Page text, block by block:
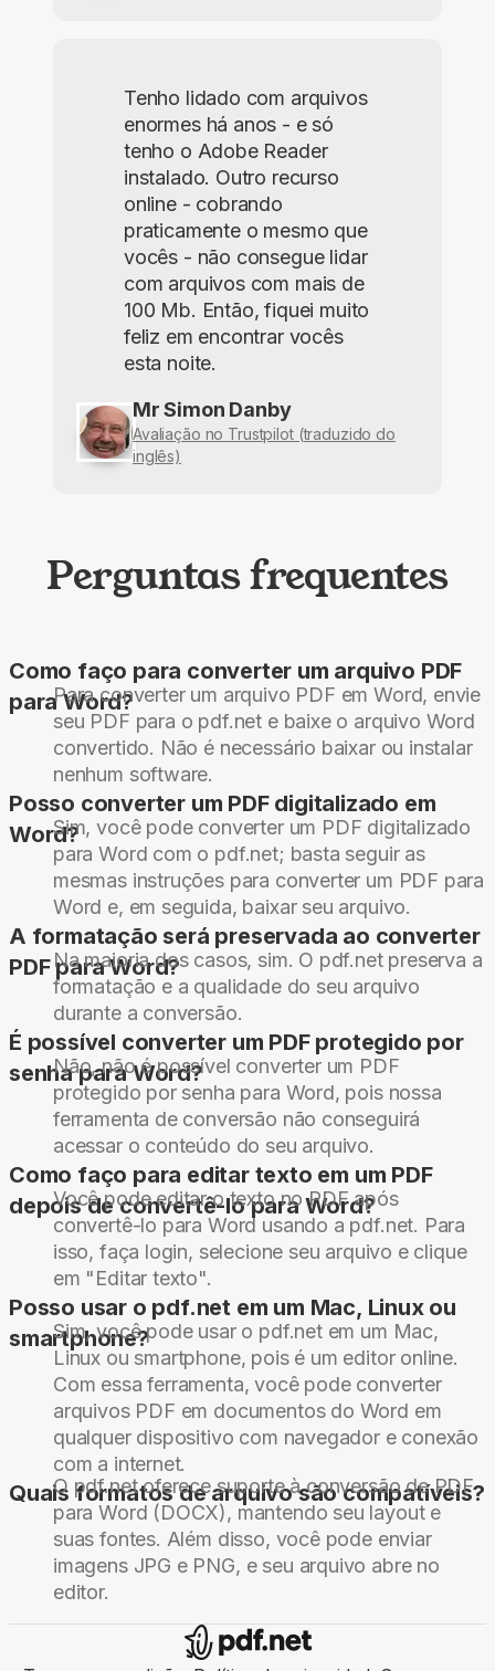
Tenho lidado com arquivos
enormes há anos - e só
tenho o Adobe Reader
instalado. Outro recurso
online - cobrando
praticamente o mesmo que
vocês - não consegue lidar
com arquivos com mais de
100 Mb. Então, fiquei muito
feliz em encontrar vocês
esta noite.
Mr Simon Danby
Avaliação no Trustpilot (traduzido do
inglês)
Perguntas frequentes
Como faço para converter um arquivo PDF
para Word?
Para converter um arquivo PDF em Word, envie
seu PDF para o pdf.net e baixe o arquivo Word
convertido. Não é necessário baixar ou instalar
nenhum software.
Posso converter um PDF digitalizado em
Word?Sim, você pode converter um PDF digitalizado
para Word com o pdf.net; basta seguir as
mesmas instruções para converter um PDF para
Word e, em seguida, baixar seu arquivo.
A formatação será preservada ao converter
PDF para Word?
Na maioria dos casos, sim. O pdf.net preserva a
formatação e a qualidade do seu arquivo
durante a conversão.
É possível converter um PDF protegido por
senha para Word?
Não, não é possível converter um PDF
protegido por senha para Word, pois nossa
ferramenta de conversão não conseguirá
acessar o conteúdo do seu arquivo.
Como faço para editar texto em um PDF
depois de convertê-lo para Word?
Você pode editar o texto no PDF após
convertê-lo para Word usando a pdf.net. Para
isso, faça login, selecione seu arquivo e clique
em "Editar texto".
Posso usar o pdf.net em um Mac, Linux ou
smartphone?
Sim, você pode usar o pdf.net em um Mac,
Linux ou smartphone, pois é um editor online.
Com essa ferramenta, você pode converter
arquivos PDF em documentos do Word em
qualquer dispositivo com navegador e conexão
com a internet.
Quais formatos de arquivo são compatíveis?
O pdf.net oferece suporte à conversão de PDF
para Word (DOCX), mantendo seu layout e
suas fontes. Além disso, você pode enviar
imagens JPG e PNG, e seu arquivo abre no
editor.